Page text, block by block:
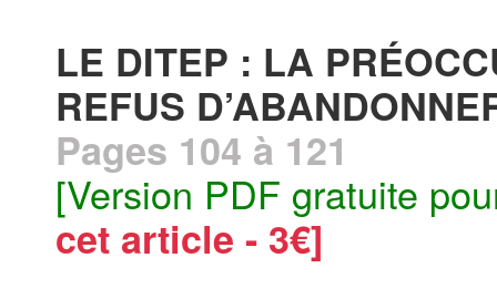
LE DITEP : LA
REFUS
Pages 104 à 121
[Version PDF gratuite
cet article - 3€]